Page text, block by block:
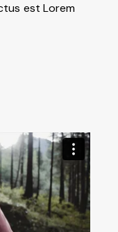
est Lorem